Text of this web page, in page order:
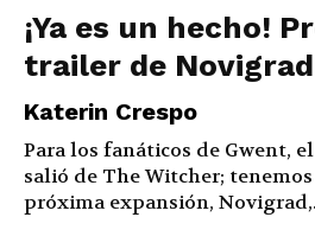
¡Ya es un hecho!
trailer de Novigrad
Katerin Crespo
Para los fanáticos de Gwent,
salió de The Witcher;
próxima expansión,